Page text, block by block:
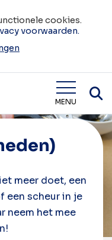
cookies.
voorwaarden.
MENU
meer doet, een
een scheur in je
neem het mee